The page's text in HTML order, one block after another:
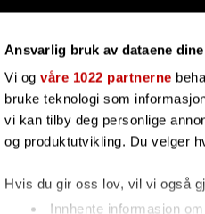
Ansvarlig bruk av dataene dine
Vi ogvåre 1022 partnerne
bruke teknologi som
vi kan tilby deg personlige
og produktutvikling. Du velger
Hvis du gir oss lov, vil vi også
Innhente informasjon